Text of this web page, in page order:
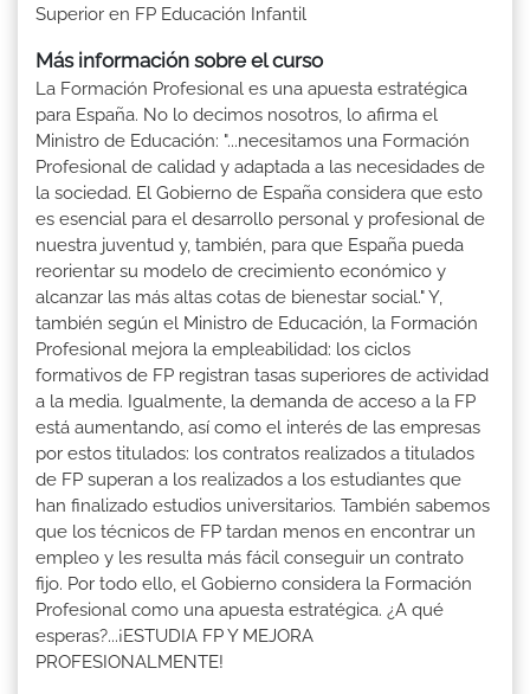
Superior en FP Educación Infantil
Más información sobre el curso
La Formación Profesional es una apuesta estratégica
para España. No lo decimos nosotros, lo afirma el
Ministro de Educación: "...necesitamos una Formación
Profesional de calidad y adaptada a las necesidades de
la sociedad. El Gobierno de España considera que esto
es esencial para el desarrollo personal y profesional de
nuestra juventud y, también, para que España pueda
reorientar su modelo de crecimiento económico y
alcanzar las más altas cotas de bienestar social." Y,
también según el Ministro de Educación, la Formación
Profesional mejora la empleabilidad: los ciclos
formativos de FP registran tasas superiores de actividad
a la media. Igualmente, la demanda de acceso a la FP
está aumentando, así como el interés de las empresas
por estos titulados: los contratos realizados a titulados
de FP superan a los realizados a los estudiantes que
han finalizado estudios universitarios. También sabemos
que los técnicos de FP tardan menos en encontrar un
empleo y les resulta más fácil conseguir un contrato
fijo. Por todo ello, el Gobierno considera la Formación
Profesional como una apuesta estratégica. ¿A qué
esperas?...¡ESTUDIA FP Y MEJORA
PROFESIONALMENTE!